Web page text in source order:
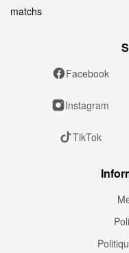
matchs
Facebook
Instagram
TikTok